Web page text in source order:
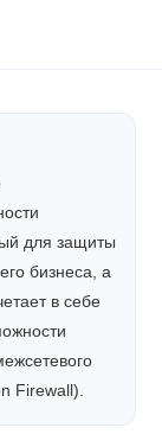
для защиты
бизнеса, а
в себе
Firewall).